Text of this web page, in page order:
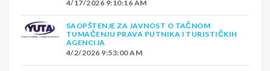
4/17/2026 9:10:16 AM
SAOPŠTENJE ZA JAVNOST O TAČNOM
TUMAČENJU PRAVA PUTNIKA I TURISTIČKIH
AGENCIJA
4/2/2026 9:53:00 AM